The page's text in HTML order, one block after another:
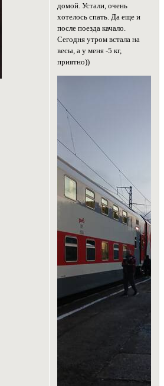
домой. Устали, очень
хотелось спать. Да еще и
после поезда качало.
Сегодня утром встала на
весы, а у меня -5 кг,
приятно))